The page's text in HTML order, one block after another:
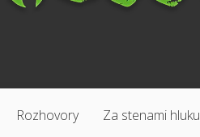
Rozhovory Za stenami hluku